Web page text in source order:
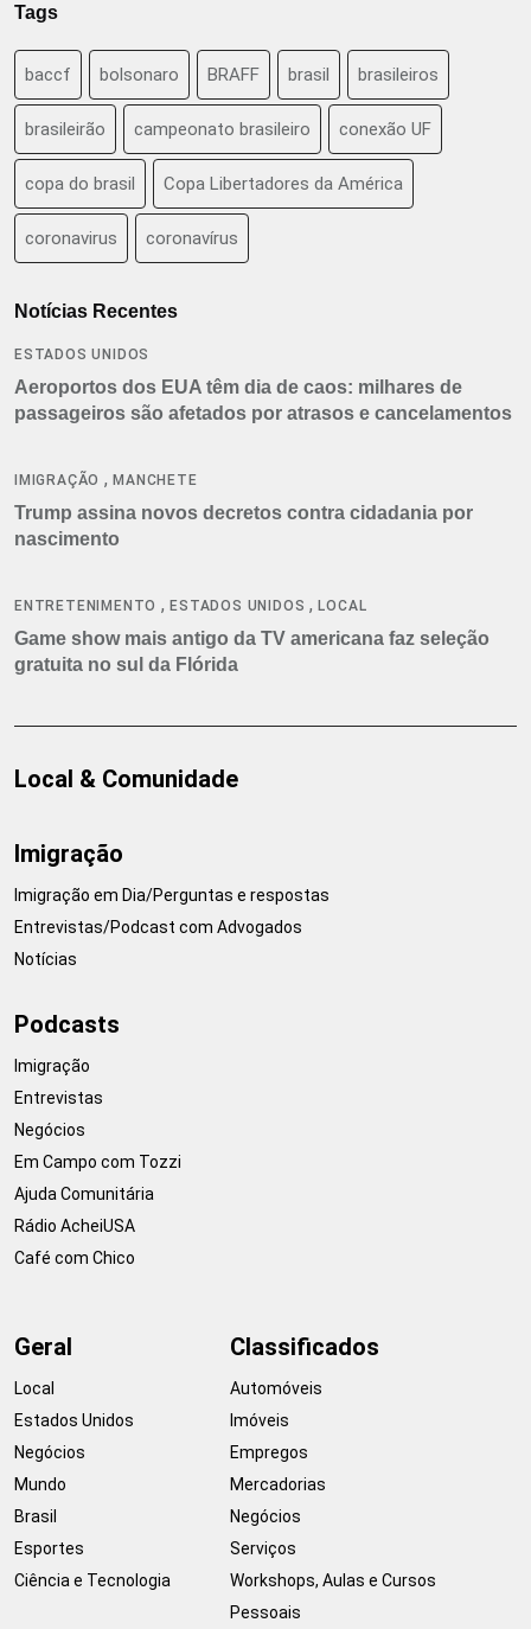
Tags
baccf bolsonaro BRAFF brasil brasileiros
brasileirão campeonato brasileiro conexão UF
copa do brasil Copa Libertadores da América
coronavirus coronavírus
Notícias Recentes
ESTADOS UNIDOS
Aeroportos dos EUA têm dia de caos: milhares de
passageiros são afetados por atrasos e cancelamentos
IMIGRAÇÃO ,MANCHETE
Trump assina novos decretos contra cidadania por
nascimento
ENTRETENIMENTO ,ESTADOS UNIDOS ,LOCAL
Game show mais antigo da TV americana faz seleção
gratuita no sul da Flórida
Local & Comunidade
Imigração
Imigração em Dia/Perguntas e respostas
Entrevistas/Podcast com Advogados
Notícias
Podcasts
Imigração
Entrevistas
Negócios
Em Campo com Tozzi
Ajuda Comunitária
Rádio AcheiUSA
Café com Chico
Geral
Local
Estados Unidos
Negócios
Mundo
Brasil
Esportes
Ciência e Tecnologia
Classificados
Automóveis
Imóveis
Empregos
Mercadorias
Negócios
Serviços
Workshops, Aulas e Cursos
Pessoais